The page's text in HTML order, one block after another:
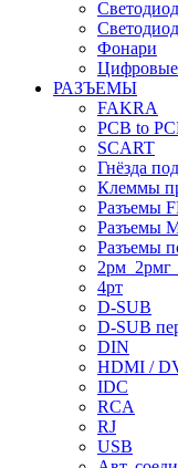
Фонари
РАЗЪЕМЫ
FAKRA
PCB to
SCART
Гнёзда
Клеммы
Разъемы
Разъемы
Разъемы
4рт
D-SUB
D-SUB
DIN
HDMI /
IDC
RCA
RJ
USB